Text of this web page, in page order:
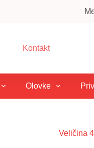
Kontakt
Olovke
Veličina